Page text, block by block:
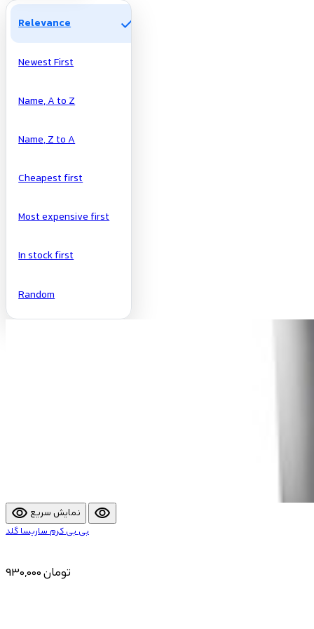
Relevance check
Newest First
Name, A to Z
Name, Z to A
Cheapest first
Most expensive first
In stock first
Random
visibility نمایش سریع visibility
بی بی کرم ساریسا گلد
930,000 تومان